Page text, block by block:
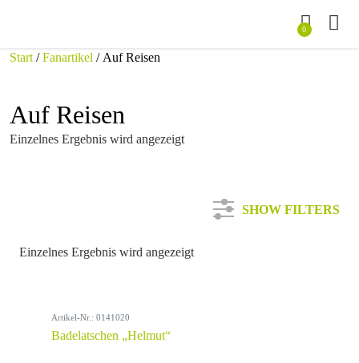
0
Start /Fanartikel / Auf Reisen
Auf Reisen
Einzelnes Ergebnis wird angezeigt
SHOW FILTERS
Farbe
Einzelnes Ergebnis wird angezeigt
Artikel-Nr.: 0141020
Badelatschen „Helmut“